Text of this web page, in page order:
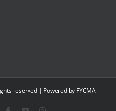
reserved | Powered by FYCMA